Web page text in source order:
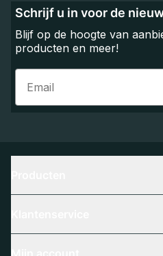
Schrijf u in voor de
Blijf op de hoogte van
producten en meer!
Email